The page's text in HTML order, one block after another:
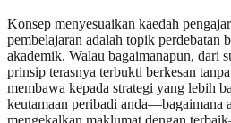
Konsep menyesuaikan kaedah
pembelajaran adalah topik perdebatan
akademik. Walau bagaimanapun, dari
prinsip terasnya terbukti berkesan
membawa kepada strategi yang lebih
keutamaan peribadi anda—bagaimana
mengekalkan maklumat dengan